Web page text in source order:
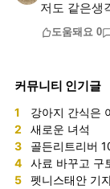
저도 같은생
도움돼요 0
커뮤니티 인기글
1 강아지 간식은
2 새로운 녀석
3 골든리트리버
4 사료 바꾸고 구
5 펫니스태안 기